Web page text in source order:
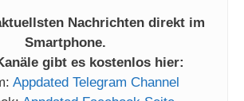
Nachrichten direkt im
Smartphone.
gibt es kostenlos hier:
Appdated Telegram Channel